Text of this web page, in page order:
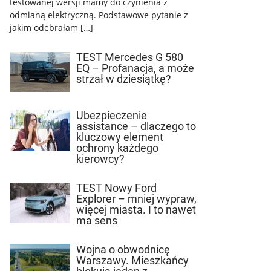
odmianą elektryczną. Podstawowe pytanie z
jakim odebrałam […]
TEST Mercedes G 580
EQ – Profanacja, a może
strzał w dziesiątkę?
Ubezpieczenie
assistance – dlaczego to
kluczowy element
ochrony każdego
kierowcy?
TEST Nowy Ford
Explorer – mniej wypraw,
więcej miasta. I to nawet
ma sens
Wojna o obwodnicę
Warszawy. Mieszkańcy